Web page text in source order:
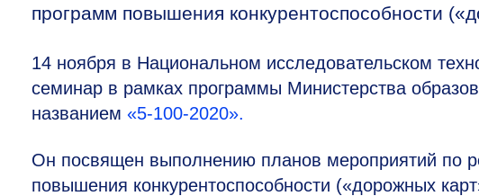
программ повышения конкурентоспособности
14 ноября в Национальном исследовательском
семинар в рамках программы Министерства
названием «5-100-2020».
Он посвящен выполнению планов мероприятий по
повышения конкурентоспособности («дорожных